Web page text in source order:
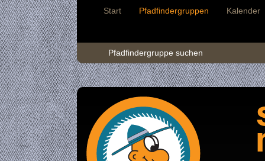
Start Pfadfindergruppen Kalender
Pfadfindergruppe suchen